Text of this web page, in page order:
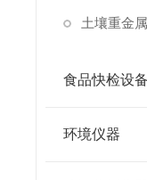
土壤重金
食品快检设备
环境仪器